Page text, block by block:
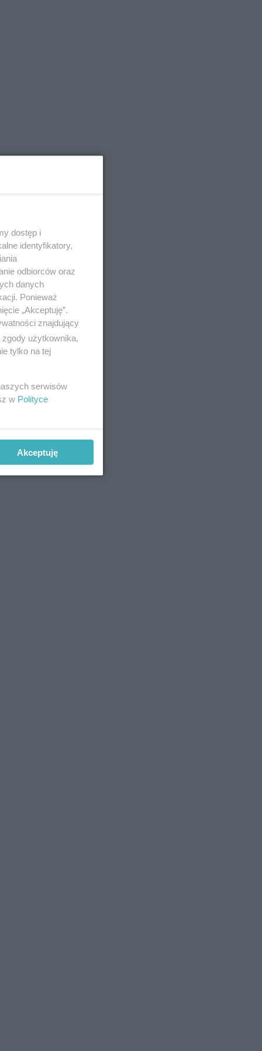
dostęp i
identyfikatory,
odbiorców oraz
danych
Ponieważ
„Akceptuję”.
znajdujący
użytkownika,
tylko na tej
serwisów
w Polityce
Akceptuję